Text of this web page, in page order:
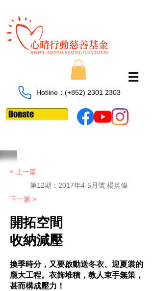
Hotline：​​(+852) 2301 2303
Donate
< 上一篇
第12期：2017年4-5月號 楊英偉
下一篇 >
開拓空間
收納減壓
換季時分，又要啟動送冬衣、迎夏裳的
龐大工程。衣飾堆積，教人束手無策，
甚而構成壓力！